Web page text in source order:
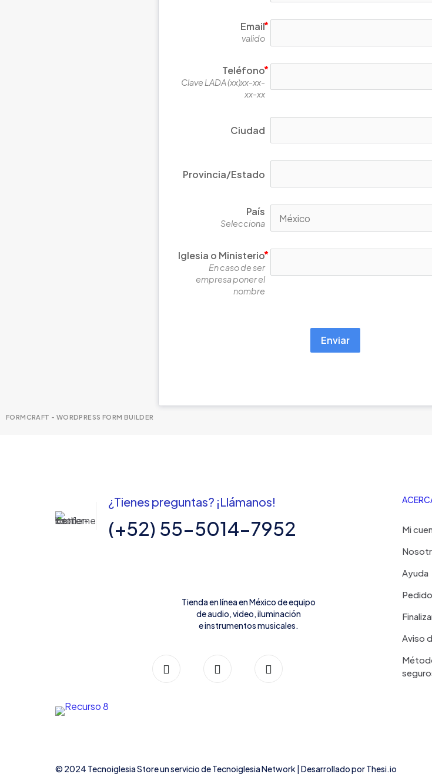
Email
valido
Teléfono
Clave LADA (xx)xx-xx-
xx-xx
Ciudad
Provincia/Estado
País
Selecciona
Iglesia o Ministerio
En caso de ser
empresa poner el
nombre
Enviar
FORMCRAFT - WORDPRESS FORM BUILDER
¿Tienes preguntas? ¡Llámanos!
(+52) 55-5014-7952
Tienda en línea en México de equipo
de audio, video, iluminación
e instrumentos musicales.
Mi
Ayuda
Aviso
© 2024 Tecnoiglesia Store un servicio deTecnoiglesia Network | Desarrollado porThesi.io